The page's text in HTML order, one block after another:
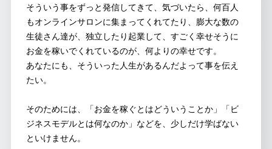
そういう事をずっと発信してきて、気づいたら、何百人
もオンラインサロンに集まってくれてたり、膨大な数の
生徒さん達が、独立したり起業して、すごく幸せそうに
お金を稼いでくれているのが、何よりの幸せです。
あなたにも、そういった人生があるんだよって事を伝え
たい。
そのためには、「お金を稼ぐとはどういうことか」「ビ
ジネスモデルとは何なのか」などを、少しだけ学ばない
といけません。